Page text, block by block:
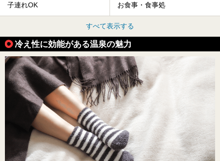
子連れOK お食事・食事処
すべて表示する
冷え性に効能がある温泉の魅力